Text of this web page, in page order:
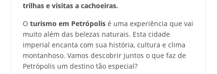
trilhas e visitas a cachoeiras.
O turismo em Petrópolisé uma experiência que vai
muito além das belezas naturais. Esta cidade
imperial encanta com sua história, cultura e clima
montanhoso. Vamos descobrir juntos o que faz de
Petrópolis um destino tão especial?